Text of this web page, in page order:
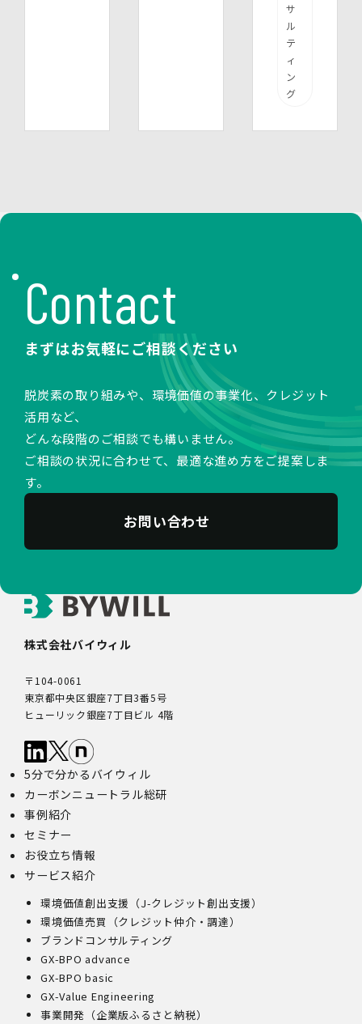
サ
ル
テ
ィ
ン
グ
Contact
まずはお気軽にご相談ください
脱炭素の取り組みや、環境価値の事業化、クレジット
活用など、
どんな段階のご相談でも構いません。
ご相談の状況に合わせて、最適な進め方をご提案しま
す。
お問い合わせ
株式会社バイウィル
〒104-0061
東京都中央区銀座7丁目3番5号
ヒューリック銀座7丁目ビル 4階
5分で分かるバイウィル
カーボンニュートラル総研
事例紹介
セミナー
お役立ち情報
サービス紹介
環境価値創出支援（J-クレジット創出支援）
環境価値売買（クレジット仲介・調達）
ブランドコンサルティング
GX-BPO advance
GX-BPO basic
GX-Value Engineering
事業開発（企業版ふるさと納税）